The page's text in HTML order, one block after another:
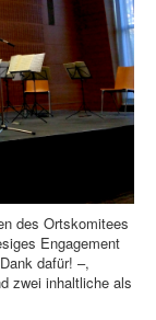
des Ortskomitees
Engagement
dafür! –,
zwei inhaltliche als